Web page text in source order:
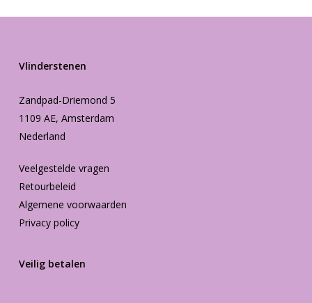
Vlinderstenen
Zandpad-Driemond 5
1109 AE, Amsterdam
Nederland
Veelgestelde vragen
Retourbeleid
Algemene voorwaarden
Privacy policy
Veilig betalen